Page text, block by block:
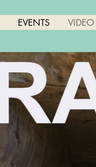
EVENTS VIDEO